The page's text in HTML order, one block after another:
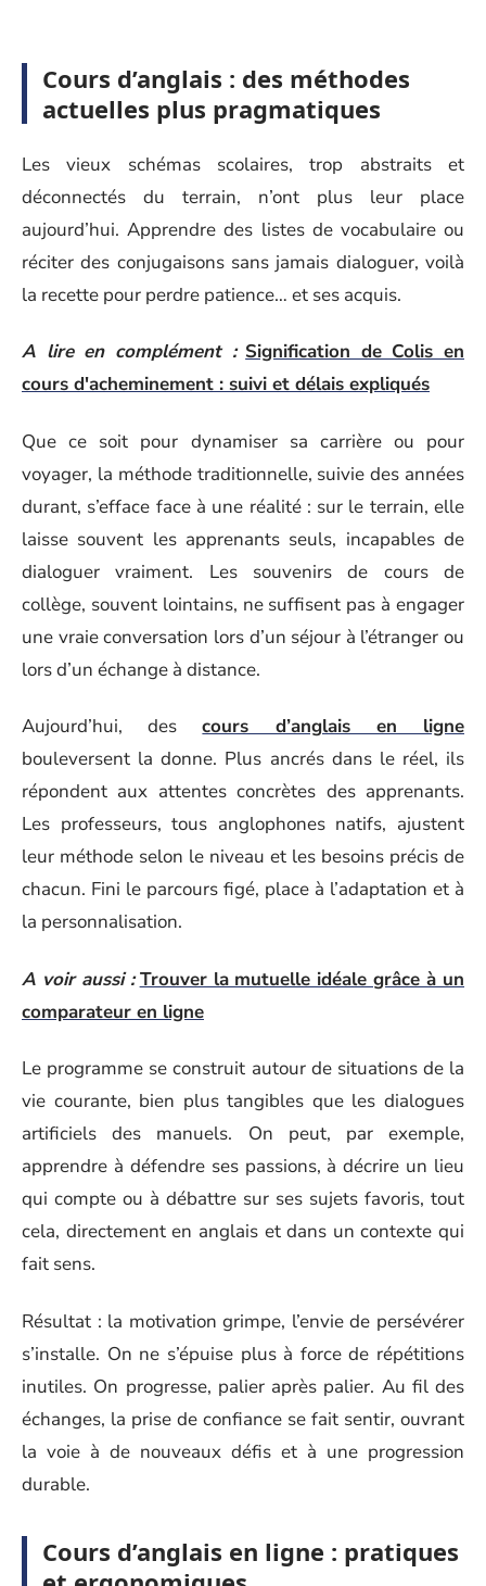
Cours d’anglais : des méthodes
actuelles plus pragmatiques
Les vieux schémas scolaires, trop abstraits et
déconnectés du terrain, n’ont plus leur place
aujourd’hui. Apprendre des listes de vocabulaire ou
réciter des conjugaisons sans jamais dialoguer, voilà
la recette pour perdre patience… et ses acquis.
A lire en complément : Signification de Colis en
cours d'acheminement : suivi et délais expliqués
Que ce soit pour dynamiser sa carrière ou pour
voyager, la méthode traditionnelle, suivie des années
durant, s’efface face à une réalité : sur le terrain, elle
laisse souvent les apprenants seuls, incapables de
dialoguer vraiment. Les souvenirs de cours de
collège, souvent lointains, ne suffisent pas à engager
une vraie conversation lors d’un séjour à l’étranger ou
lors d’un échange à distance.
Aujourd’hui, descours d’anglais en ligne
bouleversent la donne. Plus ancrés dans le réel, ils
répondent aux attentes concrètes des apprenants.
Les professeurs, tous anglophones natifs, ajustent
leur méthode selon le niveau et les besoins précis de
chacun. Fini le parcours figé, place à l’adaptation et à
la personnalisation.
A voir aussi : Trouver la mutuelle idéale grâce à un
comparateur en ligne
Le programme se construit autour de situations de la
vie courante, bien plus tangibles que les dialogues
artificiels des manuels. On peut, par exemple,
apprendre à défendre ses passions, à décrire un lieu
qui compte ou à débattre sur ses sujets favoris, tout
cela, directement en anglais et dans un contexte qui
fait sens.
Résultat : la motivation grimpe, l’envie de persévérer
s’installe. On ne s’épuise plus à force de répétitions
inutiles. On progresse, palier après palier. Au fil des
échanges, la prise de confiance se fait sentir, ouvrant
la voie à de nouveaux défis et à une progression
durable.
Cours d’anglais en ligne : pratiques